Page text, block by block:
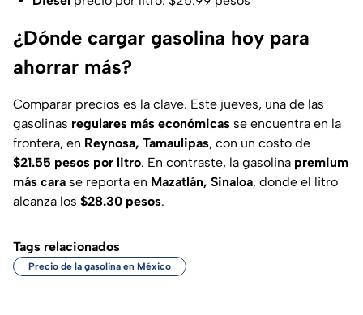
¿Dónde cargar gasolina hoy para
ahorrar más?
Comparar precios es la clave. Este jueves, una de las
gasolinas regulares más económicas se encuentra en la
frontera, en Reynosa, Tamaulipas, con un costo de
$21.55 pesos por litro. En contraste, la gasolina premium
más cara se reporta en Mazatlán, Sinaloa, donde el litro
alcanza los $28.30 pesos.
Tags relacionados
Precio de la gasolina en México